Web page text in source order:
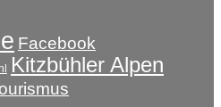
Facebook
Kitzbühler Alpen